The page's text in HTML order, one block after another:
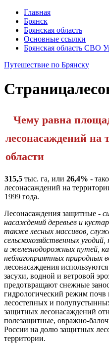
Главная
Брянск
Брянская область
Основные ссылки
Брянская область СВО
Путешествие по Брянску
Страница
Чему равна
лесонасаждений на
области
315,5тыс. га, или26,4%-
лесо­насаждений на
1999 года.
Лесонасаждения защитные -
насаждений деревьев и
также лесных массивов,
сельскохозяйственных
и железнодорожных путей,
неблагоприятных природных
лесонасаждения
засухи, водной и ветровой
предотвращают снежные
гидрологический режим
лесостепных и
защитных лесонасаждений
полезащитные, овражно-
России на долю защитных
территории.